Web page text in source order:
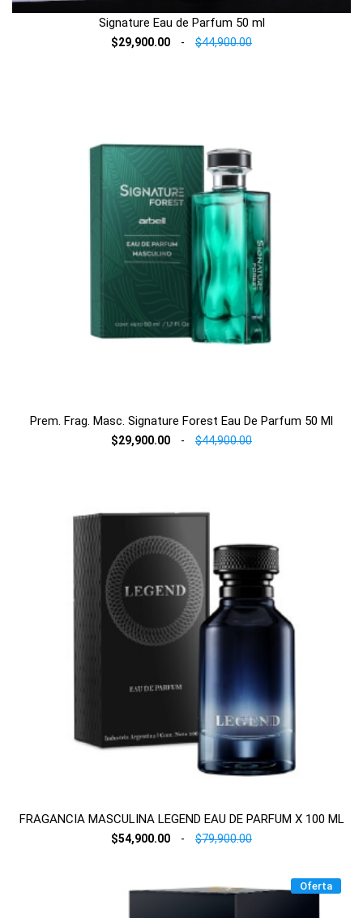
Signature Eau de Parfum 50 ml
$29,900.00 - $44,900.00
Prem. Frag. Masc. Signature Forest Eau De Parfum 50 Ml
$29,900.00 - $44,900.00
FRAGANCIA MASCULINA LEGEND EAU DE PARFUM X 100 ML
$54,900.00 - $79,900.00
Oferta